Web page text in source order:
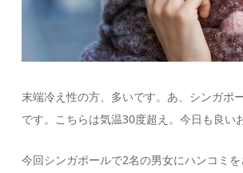
末端冷え性の方、多いです。あ、シンガポ
です。こちらは気温30度超え。今日も良い
今回シンガポールで2名の男女にハンコミ